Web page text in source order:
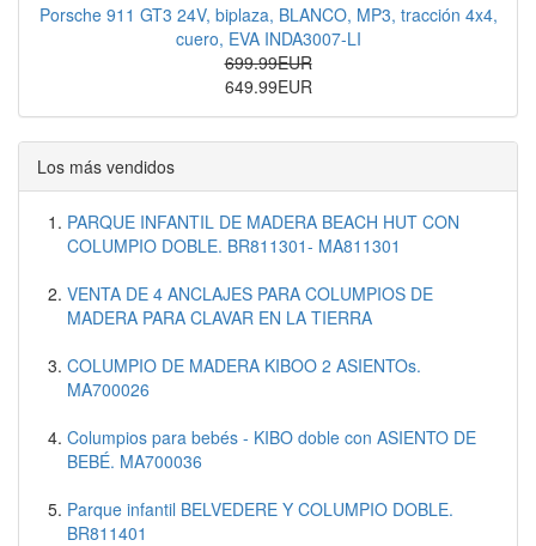
Porsche 911 GT3 24V, biplaza, BLANCO, MP3, tracción 4x4,
cuero, EVA INDA3007-LI
699.99EUR
649.99EUR
Los más vendidos
PARQUE INFANTIL DE MADERA BEACH HUT CON
COLUMPIO DOBLE. BR811301- MA811301
VENTA DE 4 ANCLAJES PARA COLUMPIOS DE
MADERA PARA CLAVAR EN LA TIERRA
COLUMPIO DE MADERA KIBOO 2 ASIENTOs.
MA700026
Columpios para bebés - KIBO doble con ASIENTO DE
BEBÉ. MA700036
Parque infantil BELVEDERE Y COLUMPIO DOBLE.
BR811401